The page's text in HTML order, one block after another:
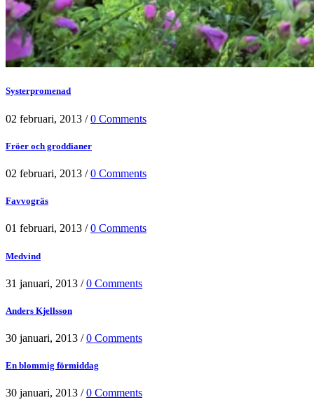
Systerpromenad
02 februari, 2013 /0 Comments
Fröer och groddianer
02 februari, 2013 /0 Comments
Favvogräs
01 februari, 2013 /0 Comments
Medvind
31 januari, 2013 /0 Comments
Anders Kjellsson
30 januari, 2013 /0 Comments
En blommig förmiddag
30 januari, 2013 /0 Comments